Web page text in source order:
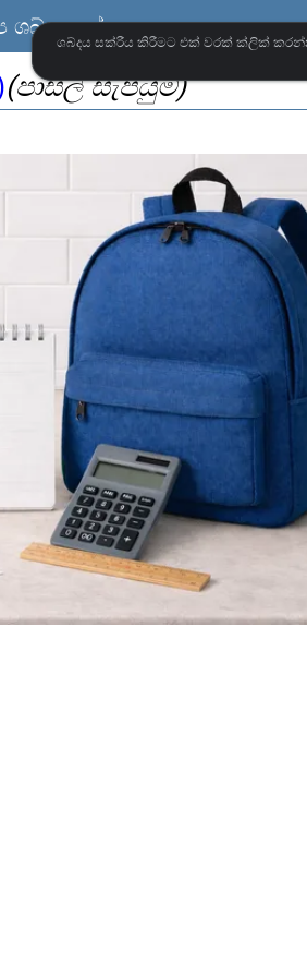
ශබ්ද කෝෂය
(පාසල් සැපයුම්)
ශබ්දය සක්රීය කිරීමට එක් වරක් ක්ලික්